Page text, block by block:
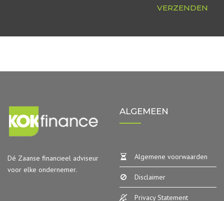
Dé Zaanse financieel adviseur
voor elke ondernemer.
ALGEMEEN
Algemene voorwaarden
Disclaimer
Privacy Statement